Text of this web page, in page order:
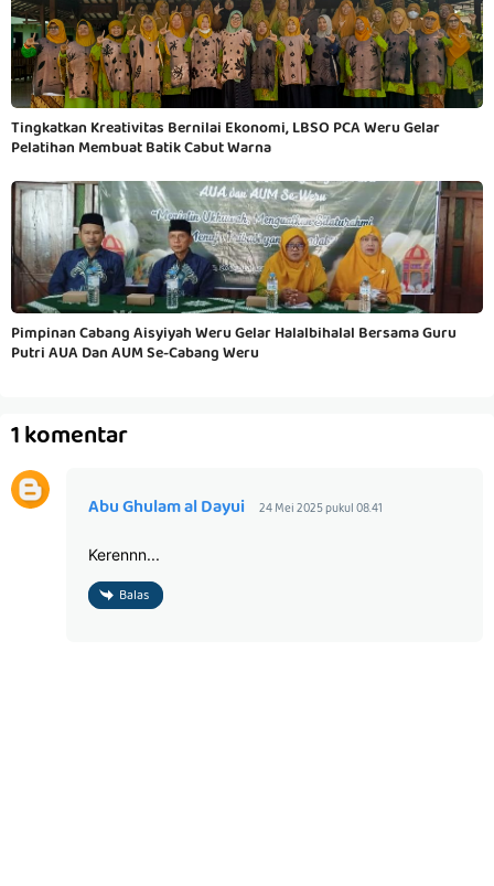
Tingkatkan Kreativitas Bernilai Ekonomi, LBSO PCA Weru Gelar
Pelatihan Membuat Batik Cabut Warna
Pimpinan Cabang Aisyiyah Weru Gelar Halalbihalal Bersama Guru
Putri AUA Dan AUM Se-Cabang Weru
1 komentar
Abu Ghulam al Dayui 24 Mei 2025 pukul 08.41
Kerennn...
Balas